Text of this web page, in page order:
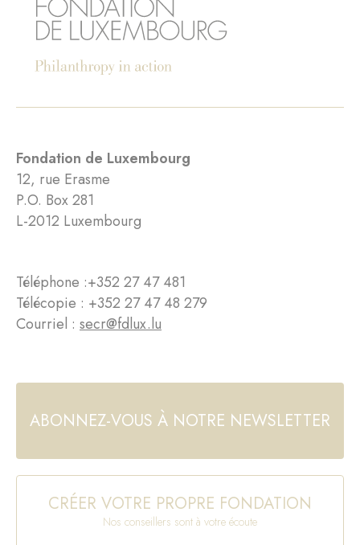
Fondation de Luxembourg
12, rue Erasme
P.O. Box 281
L-2012 Luxembourg
Téléphone :+352 27 47 481
Télécopie : +352 27 47 48 279
Courriel : secr@fdlux.lu
ABONNEZ-VOUS À NOTRE NEWSLETTER
CRÉER VOTRE PROPRE FONDATION
Nos conseillers sont à votre écoute